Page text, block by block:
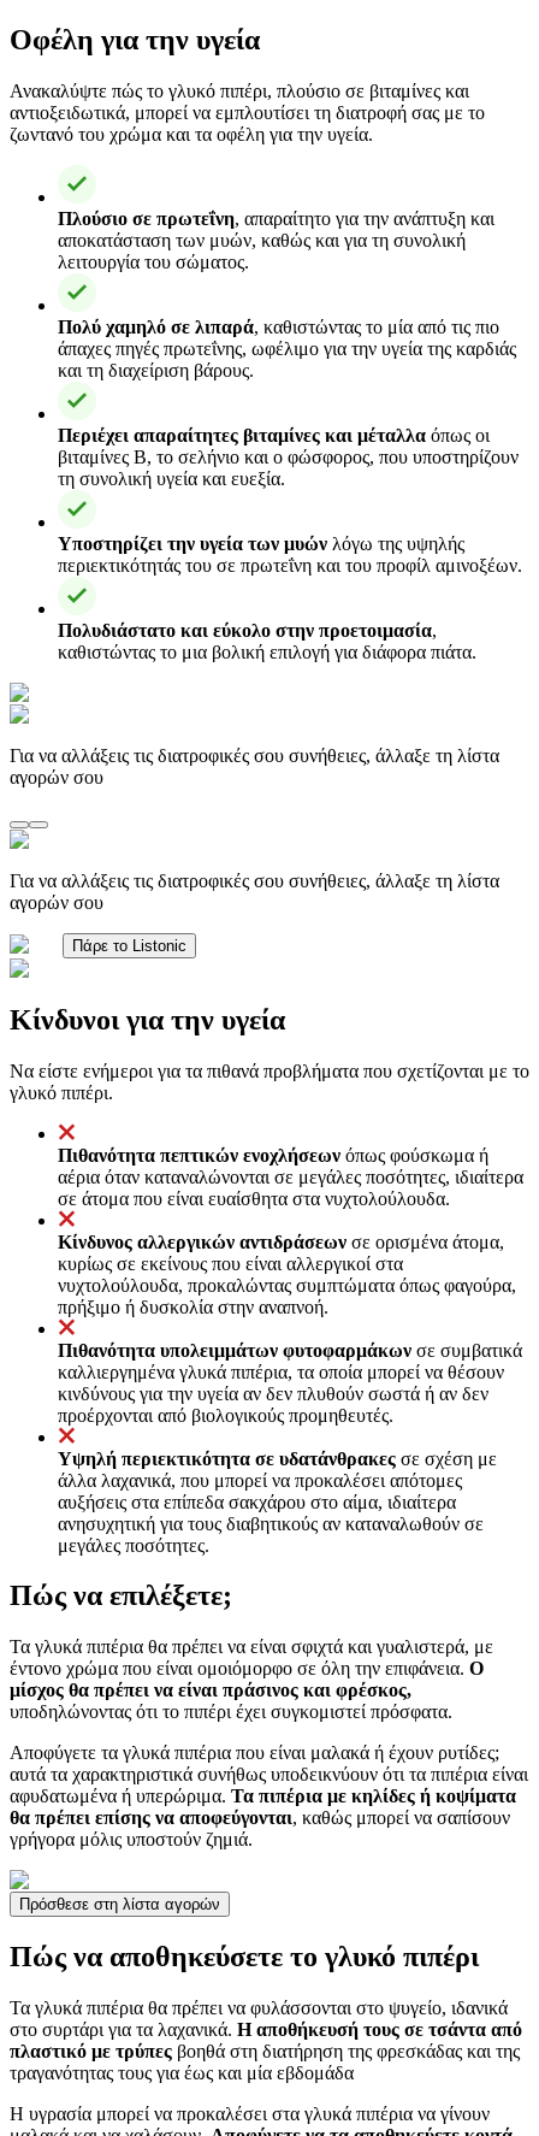
Οφέλη για την υγεία
Ανακαλύψτε πώς το γλυκό πιπέρι, πλούσιο σε βιταμίνες και
αντιοξειδωτικά, μπορεί να εμπλουτίσει τη διατροφή σας με το
ζωντανό του χρώμα και τα οφέλη για την υγεία.
Πλούσιο σε πρωτεΐνη, απαραίτητο για την ανάπτυξη και
αποκατάσταση των μυών, καθώς και για τη συνολική
λειτουργία του σώματος.
Πολύ χαμηλό σε λιπαρά, καθιστώντας το μία από τις πιο
άπαχες πηγές πρωτεΐνης, ωφέλιμο για την υγεία της καρδιάς
και τη διαχείριση βάρους.
Περιέχει απαραίτητες βιταμίνες και μέταλλα όπως οι
βιταμίνες B, το σελήνιο και ο φώσφορος, που υποστηρίζουν
τη συνολική υγεία και ευεξία.
Υποστηρίζει την υγεία των μυών λόγω της υψηλής
περιεκτικότητάς του σε πρωτεΐνη και του προφίλ αμινοξέων.
Πολυδιάστατο και εύκολο στην προετοιμασία,
καθιστώντας το μια βολική επιλογή για διάφορα πιάτα.
Για να αλλάξεις τις διατροφικές σου συνήθειες, άλλαξε τη λίστα
αγορών σου
Για να αλλάξεις τις διατροφικές σου συνήθειες, άλλαξε τη λίστα
αγορών σου
Πάρε το Listonic
Κίνδυνοι για την υγεία
Να είστε ενήμεροι για τα πιθανά προβλήματα που σχετίζονται με το
γλυκό πιπέρι.
Πιθανότητα πεπτικών ενοχλήσεων όπως φούσκωμα ή
αέρια όταν καταναλώνονται σε μεγάλες ποσότητες, ιδιαίτερα
σε άτομα που είναι ευαίσθητα στα νυχτολούλουδα.
Κίνδυνος αλλεργικών αντιδράσεων σε ορισμένα άτομα,
κυρίως σε εκείνους που είναι αλλεργικοί στα
νυχτολούλουδα, προκαλώντας συμπτώματα όπως φαγούρα,
πρήξιμο ή δυσκολία στην αναπνοή.
Πιθανότητα υπολειμμάτων φυτοφαρμάκων σε συμβατικά
καλλιεργημένα γλυκά πιπέρια, τα οποία μπορεί να θέσουν
κινδύνους για την υγεία αν δεν πλυθούν σωστά ή αν δεν
προέρχονται από βιολογικούς προμηθευτές.
Υψηλή περιεκτικότητα σε υδατάνθρακες σε σχέση με
άλλα λαχανικά, που μπορεί να προκαλέσει απότομες
αυξήσεις στα επίπεδα σακχάρου στο αίμα, ιδιαίτερα
ανησυχητική για τους διαβητικούς αν καταναλωθούν σε
μεγάλες ποσότητες.
Πώς να επιλέξετε;
Τα γλυκά πιπέρια θα πρέπει να είναι σφιχτά και γυαλιστερά, με
έντονο χρώμα που είναι ομοιόμορφο σε όλη την επιφάνεια. Ο
μίσχος θα πρέπει να είναι πράσινος και φρέσκος,
υποδηλώνοντας ότι το πιπέρι έχει συγκομιστεί πρόσφατα.
Αποφύγετε τα γλυκά πιπέρια που είναι μαλακά ή έχουν ρυτίδες;
αυτά τα χαρακτηριστικά συνήθως υποδεικνύουν ότι τα πιπέρια είναι
αφυδατωμένα ή υπερώριμα. Τα πιπέρια με κηλίδες ή κοψίματα
θα πρέπει επίσης να αποφεύγονται, καθώς μπορεί να σαπίσουν
γρήγορα μόλις υποστούν ζημιά.
Πρόσθεσε στη λίστα αγορών
Πώς να αποθηκεύσετε το γλυκό πιπέρι
Τα γλυκά πιπέρια θα πρέπει να φυλάσσονται στο ψυγείο, ιδανικά
στο συρτάρι για τα λαχανικά. Η αποθήκευσή τους σε τσάντα από
πλαστικό με τρύπες βοηθά στη διατήρηση της φρεσκάδας και της
τραγανότητας τους για έως και μία εβδομάδα
Η υγρασία μπορεί να προκαλέσει στα γλυκά πιπέρια να γίνουν